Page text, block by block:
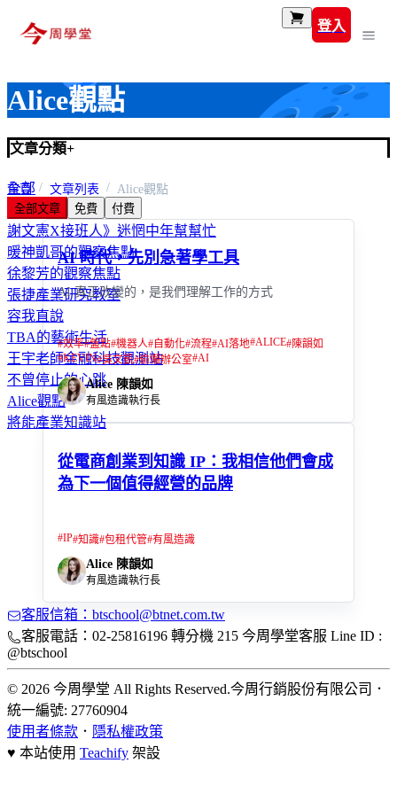
登入
Alice觀點
文章分類+
全部
富玩家
謝文憲X接班人》迷惘中年幫幫忙
暖神凱哥的觀察焦點
徐黎芳的觀察焦點
張捷產業研究教室
容我直說
TBA的藝術生活
王宇老師金融科技觀測站
不曾停止的心跳
Alice觀點
將能產業知識站
首頁 文章列表
Alice觀點
全部文章
免費 付費
AI 時代，先別急著學工具
AI 真正改變的，是我們理解工作的方式
#效率#盤點#機器人#自動化#流程#AI落地#ALICE#陳韻如
#KEVIN#吳文凱#偷懶辦公室#AI
Alice 陳韻如
有風造識執行長
從電商創業到知識 IP：我相信他們會成
為下一個值得經營的品牌
#IP#知識#包租代管#有風造識
Alice 陳韻如
有風造識執行長
客服信箱：btschool@btnet.com.tw
客服電話：02-25816196 轉分機 215 今周學堂客服 Line ID :
@btschool
© 2026 今周學堂 All Rights Reserved.今周行銷股份有限公司 ．
統一編號: 27760904
使用者條款 ． 隱私權政策
♥ 本站使用 Teachify 架設